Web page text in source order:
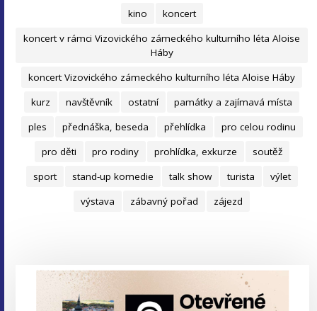
kino
koncert
koncert v rámci Vizovického zámeckého kulturního léta Aloise
Háby
koncert Vizovického zámeckého kulturního léta Aloise Háby
kurz
navštěvník ostatní
památky a zajímavá místa
ples
přednáška, beseda přehlídka
pro celou rodinu
pro děti
pro rodiny prohlídka, exkurze
soutěž
sport
stand-up komedie talk show turista
výlet
výstava
zábavný pořad zájezd